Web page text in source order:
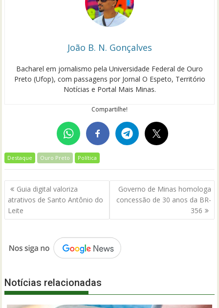
João B. N. Gonçalves
Bacharel em jornalismo pela Universidade Federal de Ouro
Preto (Ufop), com passagens por Jornal O Espeto, Território
Notícias e Portal Mais Minas.
Compartilhe!
Destaque Ouro Preto Política
Navegação
de
Post
Guia digital valoriza
atrativos de Santo Antônio do
Leite
Governo de Minas homologa
concessão de 30 anos da BR-
356
Notícias relacionadas